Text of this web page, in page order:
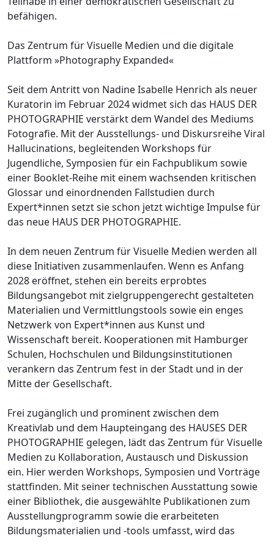
befähigen.
Das Zentrum für Visuelle Medien und die digitale
Plattform »Photography Expanded«
Seit dem Antritt von Nadine Isabelle Henrich als neuer
Kuratorin im Februar 2024 widmet sich das HAUS DER
PHOTOGRAPHIE verstärkt dem Wandel des Mediums
Fotografie. Mit der Ausstellungs- und Diskursreihe Viral
Hallucinations, begleitenden Workshops für
Jugendliche, Symposien für ein Fachpublikum sowie
einer Booklet-Reihe mit einem wachsenden kritischen
Glossar und einordnenden Fallstudien durch
Expert*innen setzt sie schon jetzt wichtige Impulse für
das neue HAUS DER PHOTOGRAPHIE.
In dem neuen Zentrum für Visuelle Medien werden all
diese Initiativen zusammenlaufen. Wenn es Anfang
2028 eröffnet, stehen ein bereits erprobtes
Bildungsangebot mit zielgruppengerecht gestalteten
Materialien und Vermittlungstools sowie ein enges
Netzwerk von Expert*innen aus Kunst und
Wissenschaft bereit. Kooperationen mit Hamburger
Schulen, Hochschulen und Bildungsinstitutionen
verankern das Zentrum fest in der Stadt und in der
Mitte der Gesellschaft.
Frei zugänglich und prominent zwischen dem
Kreativlab und dem Haupteingang des HAUSES DER
PHOTOGRAPHIE gelegen, lädt das Zentrum für Visuelle
Medien zu Kollaboration, Austausch und Diskussion
ein. Hier werden Workshops, Symposien und Vorträge
stattfinden. Mit seiner technischen Ausstattung sowie
einer Bibliothek, die ausgewählte Publikationen zum
Ausstellungprogramm sowie die erarbeiteten
Bildungsmaterialien und -tools umfasst, wird das